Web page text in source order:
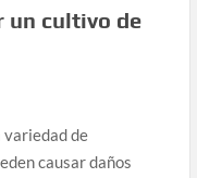
un cultivo de
variedad de
causar daños